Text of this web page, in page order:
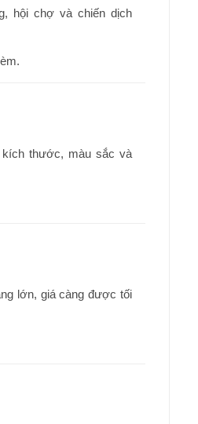
hội chợ và chiến dịch
kích thước, màu sắc và
lớn, giá càng được tối